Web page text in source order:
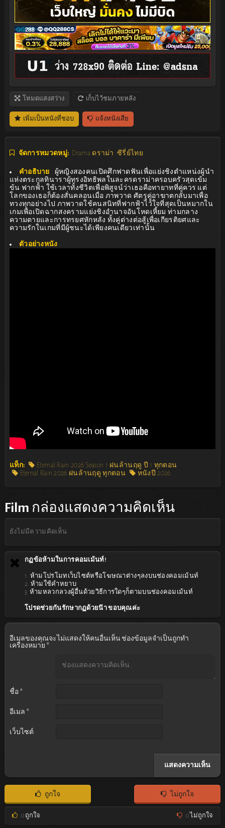
โหมดแสงสว่าง เก็บไว้ชมภายหลัง
เพิ่มเป็นหนังที่ชอบ แจ้งหนังเสีย
จัดการหมวดหมู่: Drama ดราม่า ซีรี่ย์ไทย
คำอธิบาย : ผู้หญิงสองคนเปิดศึกฟาดฟันเพื่อแย่งชิงตำแหน่งผู้นำ
แห่งตระกูลทินาราผู้ทรงอิทธิพลในละครดราม่าครอบครัวสุดเข้ม
ข้น ฟากฟ้า ใช้เวลาทั้งชีวิตเพื่อพิสูจน์ว่าเธอคือทายาทที่คู่ควร แต่
โลกของเธอก็ต้องสั่นคลอนเมื่อ ภาพวาด ศัตรูคู่อาฆาตกลับมาเพื่อ
ทวงทุกอย่างไป ภาพวาดใช้คนสนิทที่ฟากฟ้าไว้ใจที่สุดเป็นหมากใน
เกมเพื่อเปิดฉากสงครามแย่งชิงอำนาจอันโหดเหี้ยม ท่ามกลาง
ความตายและการทรยศหักหลัง ทั้งคู่ต่างต่อสู้เพื่อเกียรติยศและ
ความรักในเกมที่มีผู้ชนะได้เพียงคนเดียวเท่านั้น
ตัวอย่างหนัง :
แท็ก:
Eternal Rain 2026 Season 1 ฝนล้านฤดู ปี 1 ทุกตอน
Eternal Rain 2026 ฝนล้านฤดู ทุกตอน
หนังปี 2026
Film กล่องแสดงความคิดเห็น
ยังไม่มีความคิดเห็น
กฏข้อห้ามในการคอมเม้นท์!
1. ห้ามโปรโมทเว็บไซต์หรือโฆษณาต่างๆลงบนช่องคอมเม้นท์
2. ห้ามใช้คำหยาบ
3. ห้ามหลวกลวงผู้อื่นด้วยวิธีการใดๆก็ตามบนช่องคอมเม้นท์
โปรดช่วยกันรักษากฏด้วยน๊า ขอบคุณค่ะ
อีเมลของคุณจะไม่แสดงให้คนอื่นเห็น ช่องข้อมูลจำเป็นถูกทำ
เครื่องหมาย *
ชื่อ *
อีเมล *
เว็บไซต์
ถูกใจ ไม่ถูกใจ
0ถูกใจ 0ไม่ถูกใจ